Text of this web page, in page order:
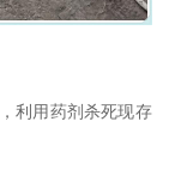
利用药剂杀死现存